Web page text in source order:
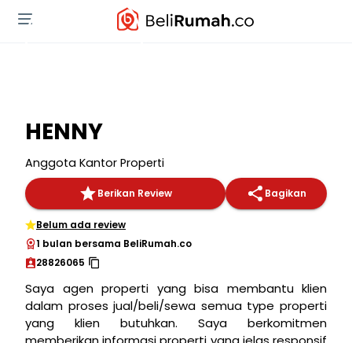
HENNY
Anggota Kantor Properti
Berikan Review Bagikan
Belum ada review
1 bulan bersama BeliRumah.co
28826065
Saya agen properti yang bisa membantu klien
dalam proses jual/beli/sewa semua type properti
yang klien butuhkan. Saya berkomitmen